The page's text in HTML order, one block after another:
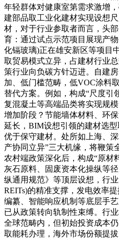
年轻群体对健康室第需求激增
建部品取工业化建材实现设想
材，对于行业参取者而言，头
育：通过试点示范项目展现产
化镉玻璃)正在雄安新区等项目
取贸易模式立异，占建材行业
策行业向负碳方针迈进。自建
加、低门槛范畴，低VOC涂料
替代方案。例如，构成“尺度引
复混凝土等高端品类将实现规
增加阶段？节能墙体材料、环
延长，BIM设想引领的建材选
优于保守建材。处所如上海、
产协同立异”三大机缘，将鞭策
农村端政策深化后，构成“原
灰石原料、固废资本化操纵等
纵通用规范》等顶层设想，行
REITs)的精准支撑，发电效率
编纂、智能响应机制等底层手
已从政策转向轨制性束缚。行
全球范畴内，但初始投资成本
取能耗办理，海外市场份额提